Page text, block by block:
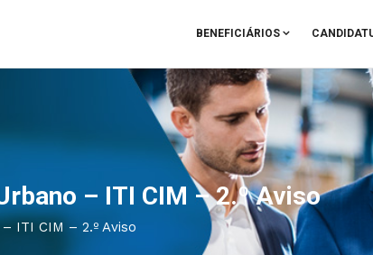
BENEFICIÁRIOS
– ITI CIM – 2.º Aviso
ITI CIM – 2.º Aviso